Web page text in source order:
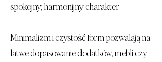
spokojny, harmonijny charakter.
Minimalizm i czystość form pozwalają na
łatwe dopasowanie dodatków, mebli czy